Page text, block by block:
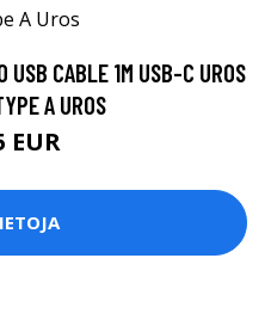
USB CABLE 1M USB-C UROS
A UROS
EUR